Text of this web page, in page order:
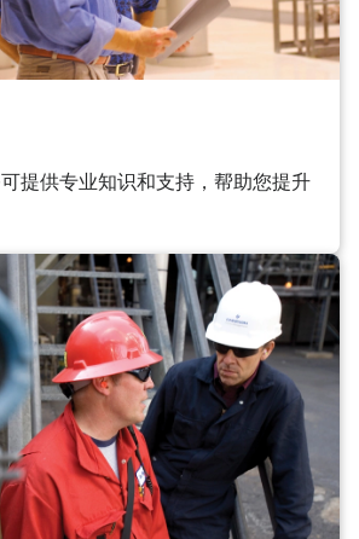
提供专业知识和支持，帮助您提升